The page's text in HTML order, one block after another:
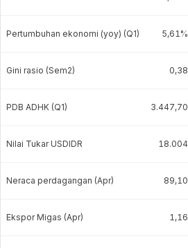
Pertumbuhan ekonomi (yoy) (Q1) 5,61%
Gini rasio (Sem2) 0,38
PDB ADHK (Q1) 3.447,70
Nilai Tukar USDIDR 18.004
Neraca perdagangan (Apr) 89,10
Ekspor Migas (Apr) 1,16